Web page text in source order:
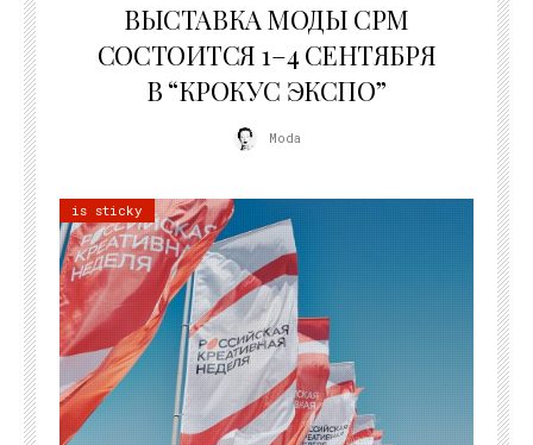
ВЫСТАВКА МОДЫ CPM
СОСТОИТСЯ 1–4 СЕНТЯБРЯ
В “КРОКУС ЭКСПО”
Moda
is sticky